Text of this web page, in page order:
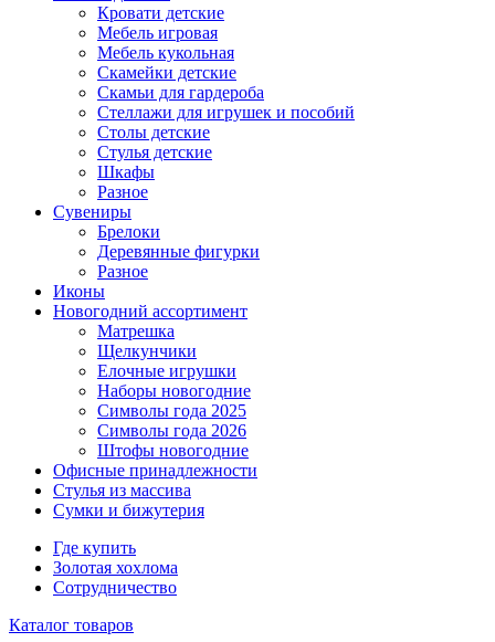
Кровати детские
Мебель игровая
Мебель кукольная
Скамейки детские
Скамьи для гардероба
Стеллажи для игрушек и пособий
Столы детские
Стулья детские
Шкафы
Разное
Сувениры
Брелоки
Деревянные фигурки
Разное
Иконы
Новогодний ассортимент
Матрешка
Щелкунчики
Елочные игрушки
Наборы новогодние
Символы года 2025
Символы года 2026
Штофы новогодние
Офисные принадлежности
Стулья из массива
Сумки и бижутерия
Где купить
Золотая хохлома
Сотрудничество
Каталог товаров